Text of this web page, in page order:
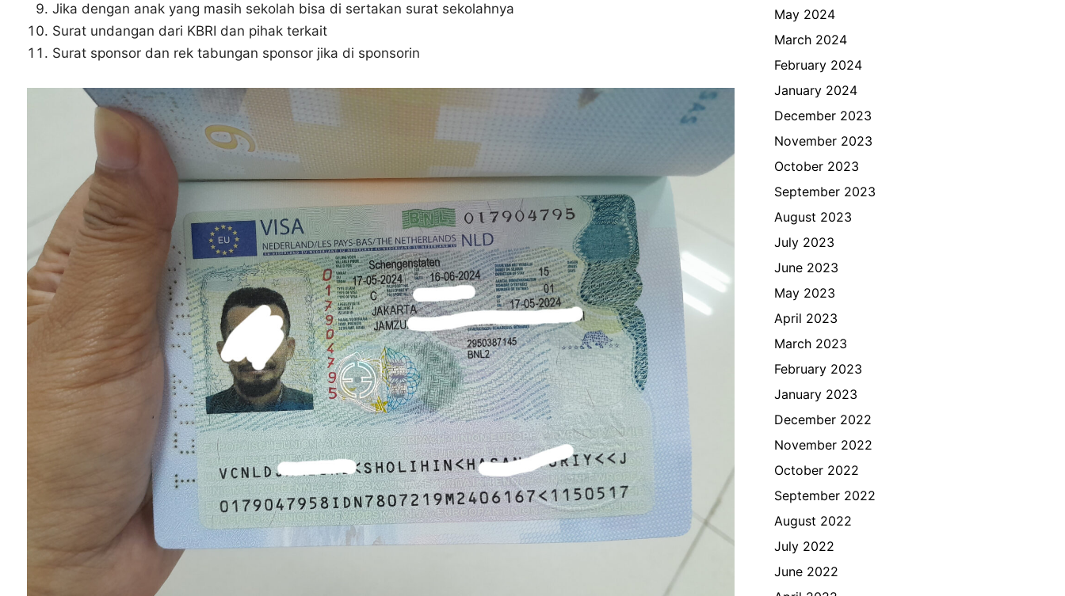
Jika dengan anak yang masih sekolah bisa di sertakan surat sekolahnya
Surat undangan dari KBRI dan pihak terkait
Surat sponsor dan rek tabungan sponsor jika di sponsorin
May 2024
March 2024
February 2024
January 2024
December 2023
November 2023
October 2023
September 2023
August 2023
July 2023
June 2023
May 2023
April 2023
March 2023
February 2023
January 2023
December 2022
November 2022
October 2022
September 2022
August 2022
July 2022
June 2022